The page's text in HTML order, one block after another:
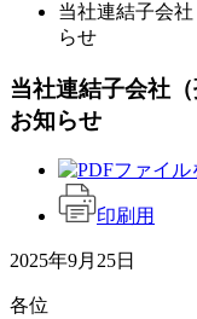
当社連結子会
らせ
当社連結子会社
お知らせ
印刷用
2025年9月25日
各位